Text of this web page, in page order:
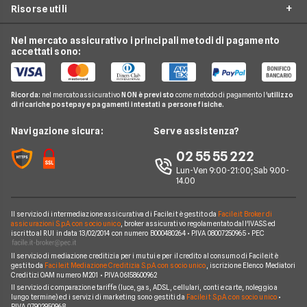
Conti e Carte
Telefonia Mobile
Pay TV
Noleggio Lungo Termine
News
Chi siamo
Perché scegliere Facile.it
Mappa del sito
Surroga Mutuo
Mutuo Costruzione Casa
Mutuo Liquidità
Mutui Asta
Sostituzione Mutuo
Preventivo Surroga Mutuo
Mutuo a tasso variabile
Mutuo a tasso misto
Mutui Agevolati
Mutuo 100 per cento
Banca Mediolanum
Intesa Sanpaolo
UBI Banca
BNL
ING
Poste Italiane
Credit Agricole
CheBanca!
Credem
Banche e finanziarie
Risorse utili
Guida Mutui
Domande Mutui
Notizie Mutui
Argomenti in evidenza Mutui
Calcolatore rata mutuo
Nel mercato assicurativo i principali metodi di pagamento
accettati sono:
Ricorda: nel mercato assicurativoNON è previsto come metodo di pagamento l'utilizzo
di ricariche postepay e pagamenti intestati a persone fisiche.
Navigazione sicura: Serve assistenza?
02 55 55 222
Lun-Ven 9:00-21:00; Sab 9.00-
14.00
Il servizio di intermediazione assicurativa di Facile.it è gestito da Facile.it Broker di
assicurazioni S.p.A. con socio unico, broker assicurativo regolamentato dall'IVASS ed
iscritto al RUI in data 13/02/2014 con numero B000480264 • P.IVA 08007250965 • PEC
Il servizio di mediazione creditizia per i mutui e per il credito al consumo di Facile.it è
gestito da Facile.it Mediazione Creditizia S.p.A. con socio unico, iscrizione Elenco Mediatori
Creditizi OAM numero M201 • P.IVA 06158600962
Il servizio di comparazione tariffe (luce, gas, ADSL, cellulari, conti e carte, noleggio a
lungo termine) ed i servizi di marketing sono gestiti da Facile.it S.p.A. con socio unico•